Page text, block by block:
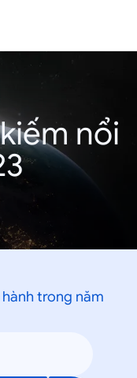
nổi
trong năm